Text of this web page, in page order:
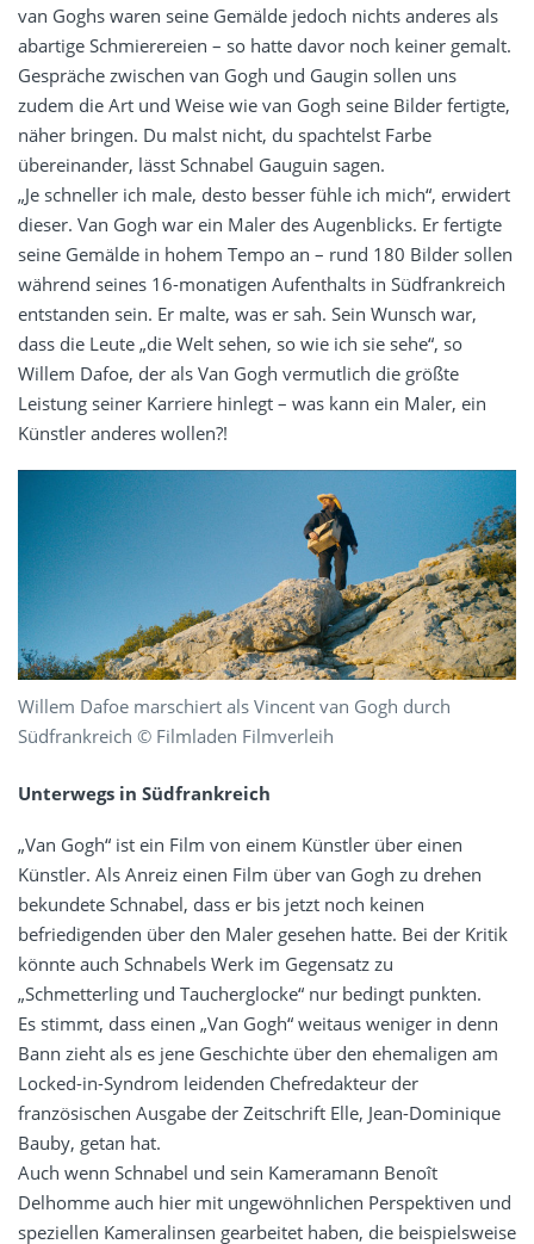
van Goghs waren seine Gemälde jedoch nichts anderes als
abartige Schmierereien – so hatte davor noch keiner gemalt.
Gespräche zwischen van Gogh und Gaugin sollen uns
zudem die Art und Weise wie van Gogh seine Bilder fertigte,
näher bringen. Du malst nicht, du spachtelst Farbe
übereinander, lässt Schnabel Gauguin sagen.
„Je schneller ich male, desto besser fühle ich mich“, erwidert
dieser. Van Gogh war ein Maler des Augenblicks. Er fertigte
seine Gemälde in hohem Tempo an – rund 180 Bilder sollen
während seines 16-monatigen Aufenthalts in Südfrankreich
entstanden sein. Er malte, was er sah. Sein Wunsch war,
dass die Leute „die Welt sehen, so wie ich sie sehe“, so
Willem Dafoe, der als Van Gogh vermutlich die größte
Leistung seiner Karriere hinlegt – was kann ein Maler, ein
Künstler anderes wollen?!
Willem Dafoe marschiert als Vincent van Gogh durch
Südfrankreich © Filmladen Filmverleih
Unterwegs in Südfrankreich
„Van Gogh“ ist ein Film von einem Künstler über einen
Künstler. Als Anreiz einen Film über van Gogh zu drehen
bekundete Schnabel, dass er bis jetzt noch keinen
befriedigenden über den Maler gesehen hatte. Bei der Kritik
könnte auch Schnabels Werk im Gegensatz zu
„Schmetterling und Taucherglocke“ nur bedingt punkten.
Es stimmt, dass einen „Van Gogh“ weitaus weniger in denn
Bann zieht als es jene Geschichte über den ehemaligen am
Locked-in-Syndrom leidenden Chefredakteur der
französischen Ausgabe der Zeitschrift Elle, Jean-Dominique
Bauby, getan hat.
Auch wenn Schnabel und sein Kameramann Benoît
Delhomme auch hier mit ungewöhnlichen Perspektiven und
speziellen Kameralinsen gearbeitet haben, die beispielsweise